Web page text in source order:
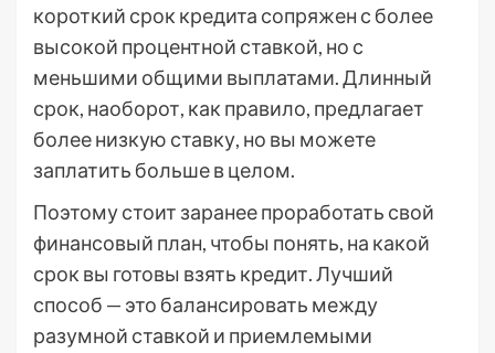
короткий срок кредита сопряжен с более
высокой процентной ставкой, но с
меньшими общими выплатами. Длинный
срок, наоборот, как правило, предлагает
более низкую ставку, но вы можете
заплатить больше в целом.
Поэтому стоит заранее проработать свой
финансовый план, чтобы понять, на какой
срок вы готовы взять кредит. Лучший
способ — это балансировать между
разумной ставкой и приемлемыми